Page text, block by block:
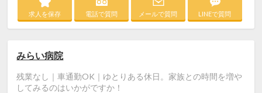
求人を保存 電話で質問 メールで質問 LINEで質問
みらい病院
残業なし｜車通勤OK｜ゆとりある休日。家族との時間を増や
してみるのはいかがですか！